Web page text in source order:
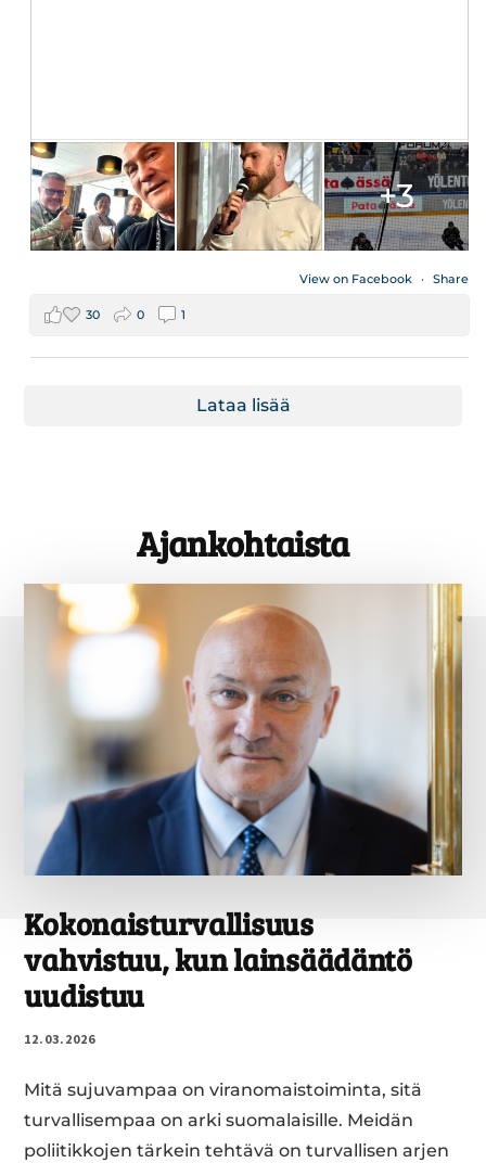
+3
View on Facebook · Share
30 0 1
Lataa lisää
Ajankohtaista
Kokonaisturvallisuus
vahvistuu, kun lainsäädäntö
uudistuu
12.03.2026
Mitä sujuvampaa on viranomaistoiminta, sitä
turvallisempaa on arki suomalaisille. Meidän
poliitikkojen tärkein tehtävä on turvallisen arjen